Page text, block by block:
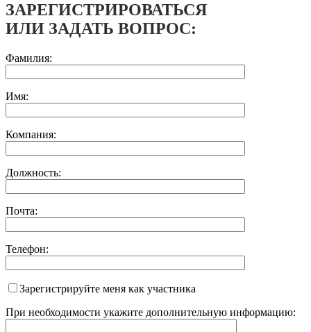
ЗАРЕГИСТРИРОВАТЬСЯ
ИЛИ ЗАДАТЬ ВОПРОС:
Фамилия:
Имя:
Компания:
Должность:
Почта:
Телефон:
Зарегистрируйте меня как участника
При необходимости укажите дополнительную информацию: